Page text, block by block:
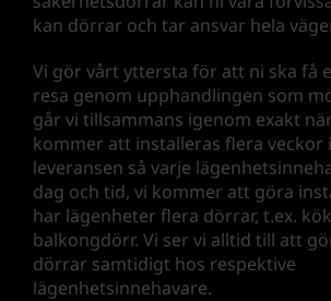
kan dörrar och tar ansvar hela
Vi gör vårt yttersta för att ni ska få
resa genom upphandlingen som
går vi tillsammans igenom exakt
kommer att installeras flera veckor
leveransen så varje
dag och tid, vi kommer att göra
har lägenheter flera dörrar, t.ex.
balkongdörr. Vi ser vi alltid till att
dörrar samtidigt hos respektive
lägenhetsinnehavare.